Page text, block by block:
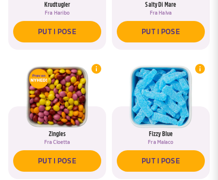
Krudtugler
Fra Haribo
PUT I POSE
Salty Di Mare
Fra Halva
PUT I POSE
Zingles
FraCloetta
PUT I POSE
Fizzy Blue
Fra Malaco
PUT I POSE